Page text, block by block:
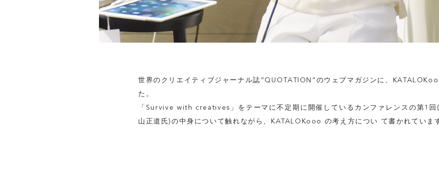
世界のクリエイティブジャーナル誌“QUOTATION”のウェブマガジンに、
た。
「Survive with creatives」をテーマに不定期に開催しているカンファレンスの第1回
山正道氏)の中身について触れながら、KATALOKooo の考え方につい て書かれていま